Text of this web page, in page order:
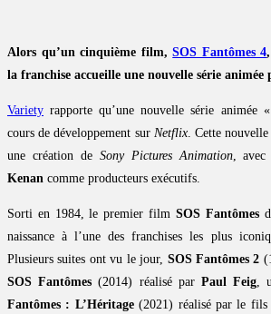
Alors qu’un cinquième film,SOS Fantômes 4
la franchise accueille une nouvelle série
Variety rapporte qu’une nouvelle série animée «
cours de développement sur Netflix. Cette nouvelle
une création de Sony Pictures Animation,
Kenan comme producteurs exécutifs.
Sorti en 1984, le premier film SOS Fantômes
naissance à l’une des franchises les plus
Plusieurs suites ont vu le jour, SOS Fantômes 2
SOS Fantômes (2014) réalisé parPaul Feig,
Fantômes : L’Héritage(2021) réalisé par le fils